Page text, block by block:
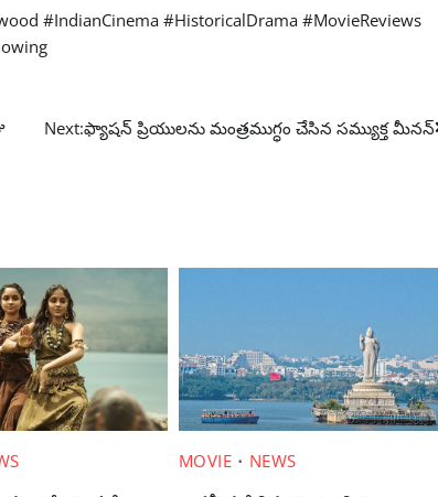
#IndianCinema #HistoricalDrama #MovieReviews
Next:ఫ్యాషన్ ప్రియులను మంత్రముగ్ధం చేసిన సమ్యుక్త మీనన్
MOVIE
NEWS